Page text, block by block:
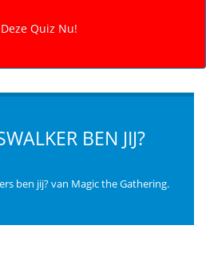
BEN JIJ?
ben jij? van Magic the Gathering.